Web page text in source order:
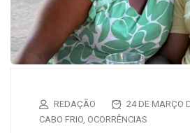
REDAÇÃO
24 DE MARÇO
CABO FRIO OCORRÊNCIAS